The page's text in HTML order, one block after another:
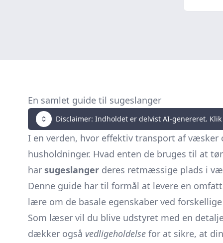
En samlet guide til sugeslanger
Disclaimer: Indholdet er delvist AI-genereret.
I en verden, hvor effektiv transport af
husholdninger. Hvad enten de bruges til at
har sugeslanger deres retmæssige plads i
Denne guide har til formål at levere en
lære om de basale egenskaber ved
Som læser vil du blive udstyret med en
dækker også vedligeholdelse for at sikre, at